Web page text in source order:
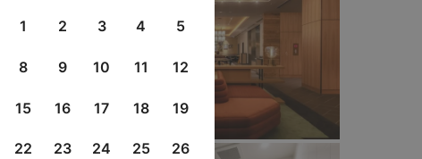
1
2 3 4 5
8 9 10 11 12
15 16 17 18 19
22 23 24 25 26